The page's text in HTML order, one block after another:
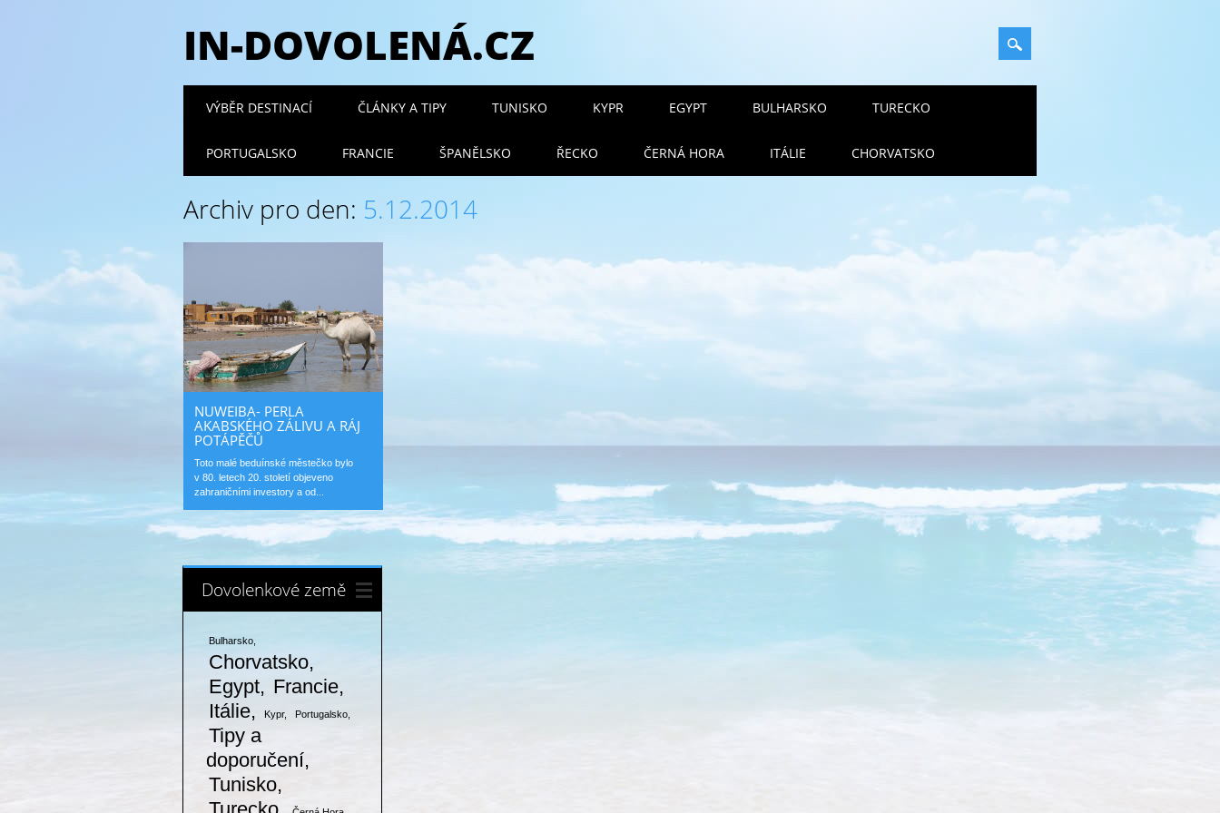
IN-DOVOLENÁ.CZ
Hlavní navigační menu
webu
VÝBĚR DESTINACÍ ČLÁNKY A TIPY TUNISKO KYPR EGYPT BULHARSKO TURECKO
PORTUGALSKO FRANCIE ŠPANĚLSKO ŘECKO ČERNÁ HORA ITÁLIE CHORVATSKO
Archiv pro den: 5.12.2014
NUWEIBA- PERLA
AKABSKÉHO ZÁLIVU A RÁJ
POTÁPĚČŮ
Toto malé beduínské městečko bylo
v 80. letech 20. století objeveno
zahraničními investory a od...
Dovolenkové země
Bulharsko
Chorvatsko
Egypt
Francie
Itálie
Kypr Portugalsko
Tipy a
doporučení
Tunisko